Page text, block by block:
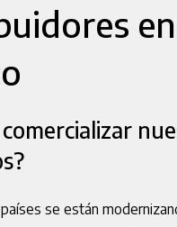
en
comercializar
se están